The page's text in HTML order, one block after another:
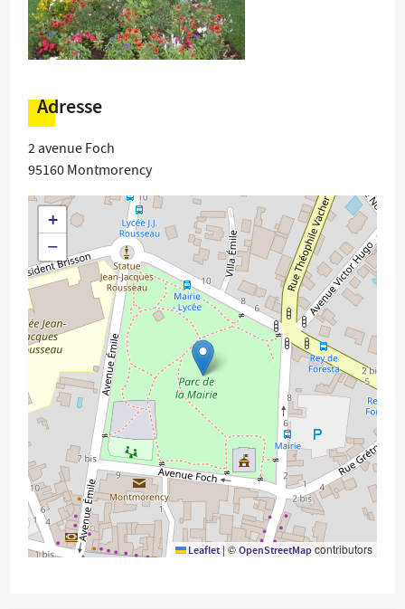
Adresse
2 avenue Foch
95160 Montmorency
+
−
Leaflet | ©OpenStreetMapcontributors